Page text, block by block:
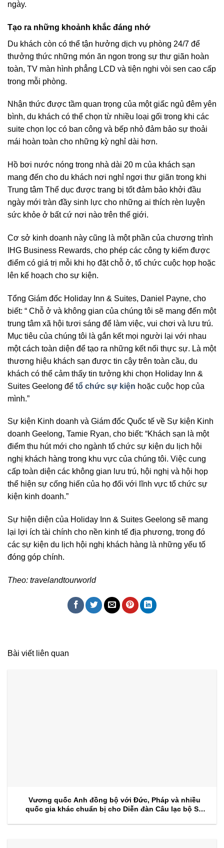
ngày.
Tạo ra những khoảnh khắc đáng nhớ
Du khách còn có thể tận hưởng dịch vụ phòng 24/7 để
thưởng thức những món ăn ngon trong sự thư giãn hoàn
toàn, TV màn hình phẳng LCD và tiện nghi vòi sen cao cấp
trong mỗi phòng.
Nhận thức được tầm quan trọng của một giấc ngủ đêm yên
bình, du khách có thể chọn từ nhiều loại gối trong khi các
suite chọn lọc có ban công và bếp nhỏ đảm bảo sự thoải
mái hoàn toàn cho những kỳ nghỉ dài hơn.
Hồ bơi nước nóng trong nhà dài 20 m của khách sạn
mang đến cho du khách nơi nghỉ ngơi thư giãn trong khi
Trung tâm Thể dục được trang bị tốt đảm bảo khởi đầu
ngày mới tràn đầy sinh lực cho những ai thích rèn luyện
sức khỏe ở bất cứ nơi nào trên thế giới.
Cơ sở kinh doanh này cũng là một phần của chương trình
IHG Business Rewards, cho phép các công ty kiếm được
điểm có giá trị mỗi khi họ đặt chỗ ở, tổ chức cuộc họp hoặc
lên kế hoạch cho sự kiện.
Tổng Giám đốc Holiday Inn & Suites, Daniel Payne, cho
biết: “ Chỗ ở và không gian của chúng tôi sẽ mang đến một
trung tâm xã hội tươi sáng để làm việc, vui chơi và lưu trú.
Mục tiêu của chúng tôi là gắn kết mọi người lại với nhau
một cách toàn diện để tạo ra những kết nối thực sự. Là một
thương hiệu khách sạn được tin cậy trên toàn cầu, du
khách có thể cảm thấy tin tưởng khi chọn Holiday Inn &
Suites Geelong để tổ chức sự kiện hoặc cuộc họp của
mình.”
Sự kiện Kinh doanh và Giám đốc Quốc tế về Sự kiện Kinh
doanh Geelong, Tamie Ryan, cho biết: “Khách sạn là một
điểm thu hút mới cho ngành tổ chức sự kiện du lịch hội
nghị khách hàng trong khu vực của chúng tôi. Việc cung
cấp toàn diện các không gian lưu trú, hội nghị và hội họp
thể hiện sự cống hiến của họ đối với lĩnh vực tổ chức sự
kiện kinh doanh.”
Sự hiện diện của Holiday Inn & Suites Geelong sẽ mang
lại lợi ích tài chính cho nền kinh tế địa phương, trong đó
các sự kiện du lịch hội nghị khách hàng là những yếu tố
đóng góp chính.
Theo: travelandtourworld
Bài viết liên quan
Vương quốc Anh đồng bộ với Đức, Pháp và nhiều
quốc gia khác chuẩn bị cho Diễn đàn Câu lạc bộ Sự